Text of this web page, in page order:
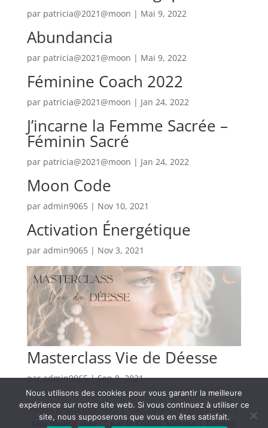
par patricia@2021@moon | Mai 9, 2022
Abundancia
par patricia@2021@moon | Mai 9, 2022
Féminine Coach 2022
par patricia@2021@moon | Jan 24, 2022
J’incarne la Femme Sacrée –
Féminin Sacré
par patricia@2021@moon | Jan 24, 2022
Moon Code
par admin9065| Nov 10, 2021
Activation Énergétique
par admin9065| Nov 3, 2021
Masterclass Vie de Déesse
paradmin9065|Sep 8, 2021
Moon Ressourcement | Tous droits réservés 2024 |
Site réalisé avec ♡ par le Studio Nimera |Termes
Nous utilisons des cookies pour vous garantir la meilleure
expérience sur notre site web. Si vous continuez à utiliser ce
site, nous supposerons que vous en êtes satisfait.